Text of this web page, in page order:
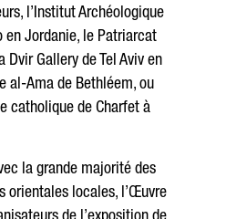
l’Institut Archéologique
en Jordanie, le Patriarcat
Gallery de Tel Aviv en
al-Ama de Bethléem, ou
catholique de Charfet à
la grande majorité des
orientales locales, l’Œuvre
de l’exposition de